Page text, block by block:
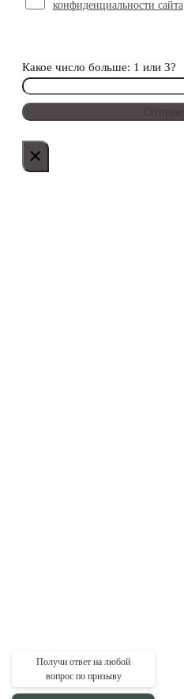
конфиденциальности сайта
Какое число больше: 1 или 3?
×
Получи ответ на любой
вопрос по призыву